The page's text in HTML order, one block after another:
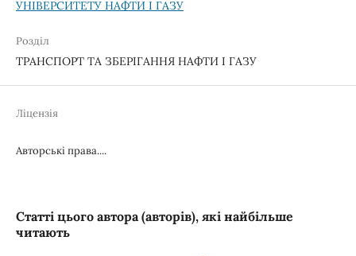
УНІВЕРСИТЕТУ НАФТИ І ГАЗУ
Розділ
ТРАНСПОРТ ТА ЗБЕРІГАННЯ НАФТИ І ГАЗУ
Ліцензія
Авторські права....
Статті цього автора (авторів), які найбільше
читають